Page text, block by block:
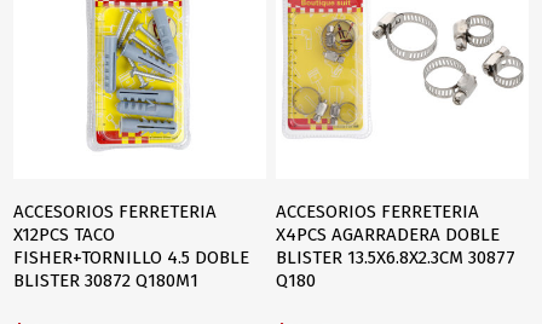
ACCESORIOS FERRETERIA
X12PCS TACO
FISHER+TORNILLO 4.5 DOBLE
BLISTER 30872 Q180M1
ACCESORIOS FERRETERIA
X4PCS AGARRADERA DOBLE
BLISTER 13.5X6.8X2.3CM 30877
Q180